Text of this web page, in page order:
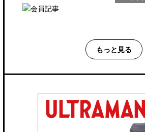
もっと見る